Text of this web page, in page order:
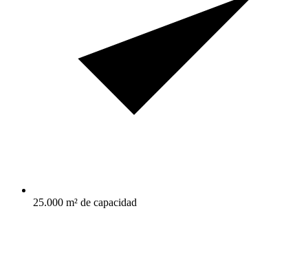
25.000 m² de capacidad